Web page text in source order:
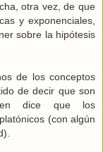
otra vez, de que
y exponenciales,
sobre la hipótesis
de los conceptos
de decir que son
dice que los
(con algún